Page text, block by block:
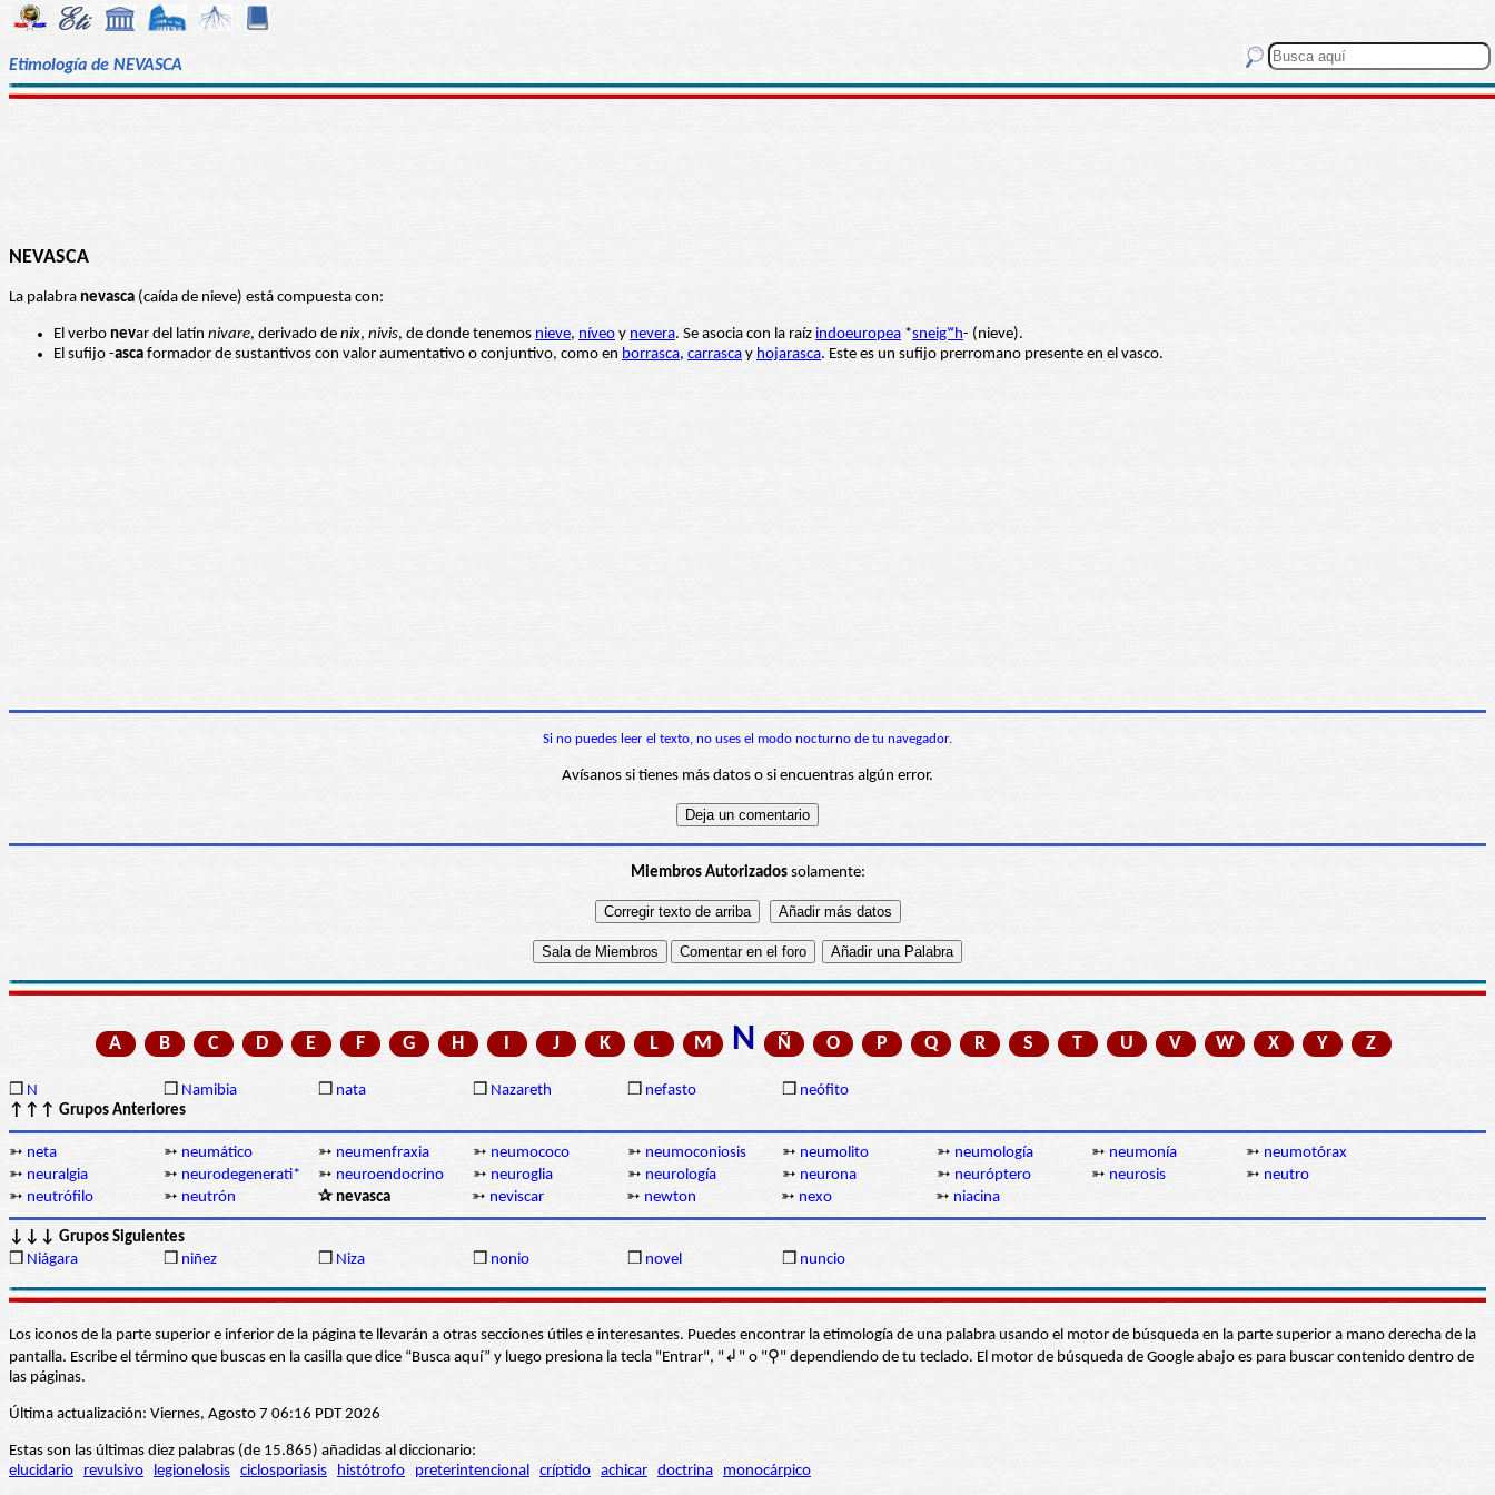
Etimología de NEVASCA
NEVASCA
La palabra nevasca (caída de nieve) está compuesta con:
El verbo nevar del latín nivare, derivado de nix, nivis, de donde tenemos nieve, níveo y nevera. Se asocia con la raíz indoeuropea *sneigʷh- (nieve).
El sufijo -asca formador de sustantivos con valor aumentativo o conjuntivo, como en borrasca, carrasca y hojarasca. Este es un sufijo prerromano presente en el vasco.
Si no puedes leer el texto, no uses el modo nocturno de tu navegador.
Avísanos si tienes más datos o si encuentras algún error.
Miembros Autorizadossolamente:
A B C D E F G H I J K L M N Ñ O P Q R S T U V W X Y Z
❒ N ❒ Namibia ❒ nata ❒ Nazareth ❒ nefasto ❒ neófito
↑↑↑ Grupos Anteriores
➳ neta ➳ neumático ➳ neumenfraxia ➳ neumococo ➳ neumoconiosis ➳ neumolito ➳ neumología ➳ neumonía ➳ neumotórax
➳ neuralgia ➳ neurodegenerati* ➳ neuroendocrino ➳ neuroglia ➳ neurología ➳ neurona ➳ neuróptero ➳ neurosis ➳ neutro
➳ neutrófilo ➳ neutrón ✰ nevasca ➳ neviscar ➳ newton ➳ nexo ➳ niacina
↓↓↓ Grupos Siguientes
❒ Niágara ❒ niñez ❒ Niza ❒ nonio ❒ novel ❒ nuncio
Los iconos de la parte superior e inferior de la página te llevarán a otras secciones útiles e interesantes. Puedes encontrar la etimología de una palabra usando el motor de búsqueda en la parte superior a mano derecha de la
pantalla. Escribe el término que buscas en la casilla que dice “Busca aquí” y luego presiona la tecla "Entrar", "↲" o "⚲" dependiendo de tu teclado. El motor de búsqueda de Google abajo es para buscar contenido dentro de
las páginas.
Última actualización: Viernes, Agosto 7 06:16 PDT 2026
Estas son las últimas diez palabras (de 15.865) añadidas al diccionario:
elucidario
revulsivo legionelosis ciclosporiasis histótrofo preterintencional críptido achicar doctrina monocárpico